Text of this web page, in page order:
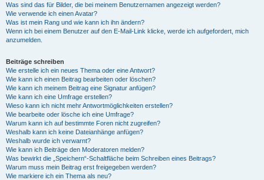
Was sind das für Bilder, die bei meinem Benutzernamen angezeigt werden?
Wie verwende ich einen Avatar?
Was ist mein Rang und wie kann ich ihn ändern?
Wenn ich bei einem Benutzer auf den E-Mail-Link klicke, werde ich aufgefordert, mich
anzumelden.
Beiträge schreiben
Wie erstelle ich ein neues Thema oder eine Antwort?
Wie kann ich einen Beitrag bearbeiten oder löschen?
Wie kann ich meinem Beitrag eine Signatur anfügen?
Wie kann ich eine Umfrage erstellen?
Wieso kann ich nicht mehr Antwortmöglichkeiten erstellen?
Wie bearbeite oder lösche ich eine Umfrage?
Warum kann ich auf bestimmte Foren nicht zugreifen?
Weshalb kann ich keine Dateianhänge anfügen?
Weshalb wurde ich verwarnt?
Wie kann ich Beiträge den Moderatoren melden?
Was bewirkt die „Speichern“-Schaltfläche beim Schreiben eines Beitrags?
Warum muss mein Beitrag erst freigegeben werden?
Wie markiere ich ein Thema als neu?